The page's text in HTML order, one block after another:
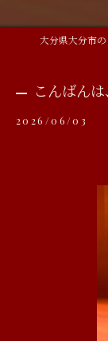
こんばん
2026/06/03